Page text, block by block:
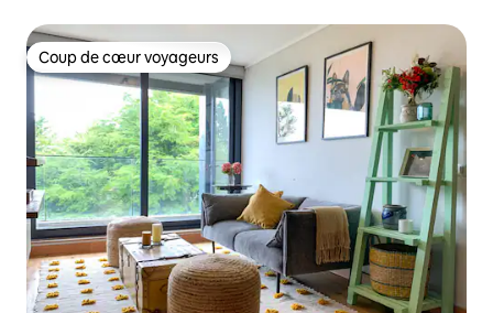
Coup de cœur voyageurs
Coup de cœur voyageurs